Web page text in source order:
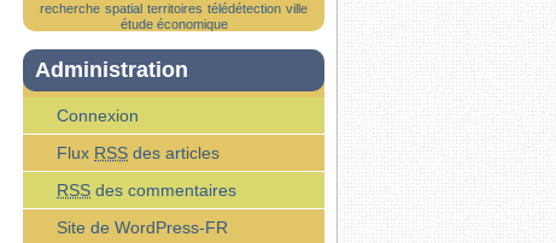
recherche spatial territoires télédétection ville
étude économique
Administration
Connexion
Flux RSS des articles
RSS des commentaires
Site de WordPress-FR